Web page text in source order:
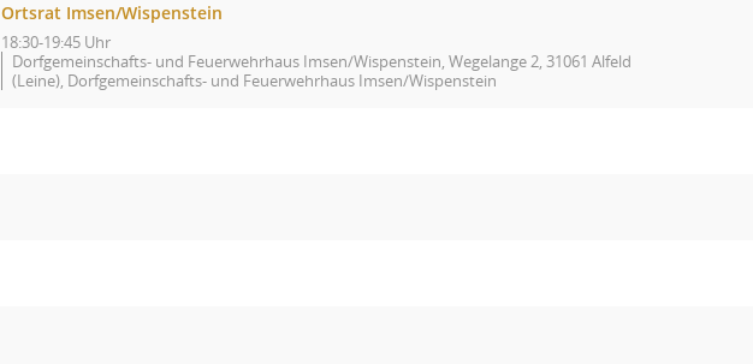
Ortsrat Imsen/Wispenstein
18:30-19:45 Uhr
Dorfgemeinschafts- und Feuerwehrhaus Imsen/Wispenstein, Wegelange 2, 31061 Alfeld
(Leine), Dorfgemeinschafts- und Feuerwehrhaus Imsen/Wispenstein